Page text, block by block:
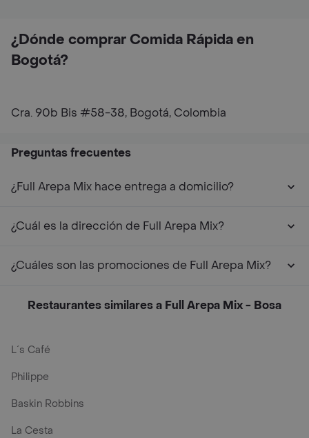
¿Dónde comprar Comida Rápida en
Bogotá?
Cra. 90b Bis #58-38, Bogotá, Colombia
Preguntas frecuentes
¿Full Arepa Mix hace entrega a domicilio?
¿Cuál es la dirección de Full Arepa Mix?
¿Cuáles son las promociones de Full Arepa Mix?
Restaurantes similares a Full Arepa Mix - Bosa
L´s Café
Philippe
Baskin Robbins
La Cesta